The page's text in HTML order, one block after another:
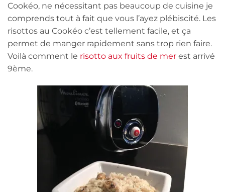
Cookéo, ne nécessitant pas beaucoup de cuisine je
comprends tout à fait que vous l’ayez plébiscité. Les
risottos au Cookéo c’est tellement facile, et ça
permet de manger rapidement sans trop rien faire.
Voilà comment le risotto aux fruits de mer est arrivé
9ème.